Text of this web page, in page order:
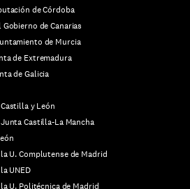
de Córdoba
de Canarias
de Murcia
de Extremadura
de Galicia
y León
Castilla-La Mancha
U. Complutense de Madrid
UNED
U. Politécnica de Madrid